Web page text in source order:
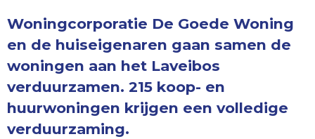
Woningcorporatie De Goede Woning
en de huiseigenaren gaan samen de
woningen aan het Laveibos
verduurzamen. 215 koop- en
huurwoningen krijgen een volledige
verduurzaming.